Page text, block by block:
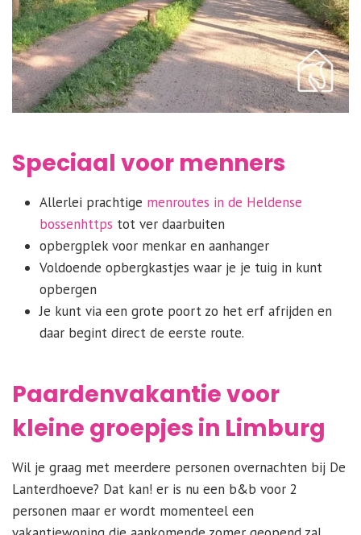
Speciaal voor menners
Allerlei prachtige menroutes in de Heldense
bossenhttps tot ver daarbuiten
opbergplek voor menkar en aanhanger
Voldoende opbergkastjes waar je je tuig in kunt
opbergen
Je kunt via een grote poort zo het erf afrijden en
daar begint direct de eerste route.
Paardenvakantie voor
kleine groepjes in Limburg
Wil je graag met meerdere personen overnachten bij De
Lanterdhoeve? Dat kan! er is nu een b&b voor 2
personen maar er wordt momenteel een